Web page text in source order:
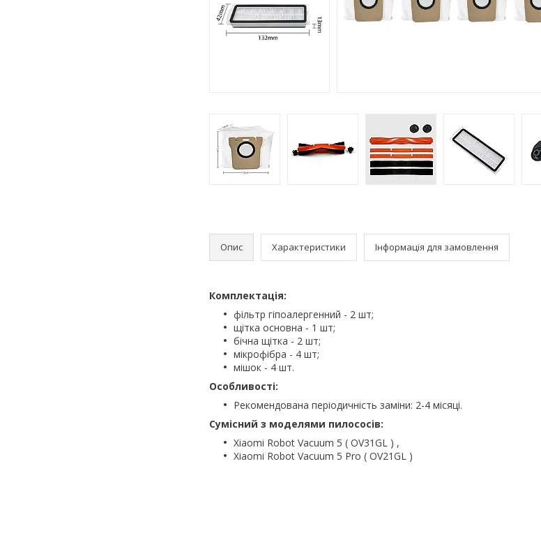
Опис Характеристики Інформація для замовлення
Комплектація:
фільтр гіпоалергенний - 2 шт;
щітка основна - 1 шт;
бічна щітка - 2 шт;
мікрофібра - 4 шт;
мішок - 4 шт.
Особливості:
Рекомендована періодичність заміни: 2-4 місяці.
Сумісний з моделями пилососів:
Xiaomi Robot Vacuum 5 ( OV31GL ) ,
Xiaomi Robot Vacuum 5 Pro ( OV21GL )